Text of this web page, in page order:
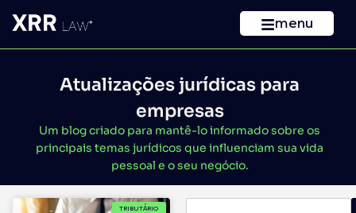
menu
Atualizações jurídicas para
empresas
Um blog criado para mantê-lo informado sobre os
principais temas jurídicos que influenciam sua vida
pessoal e o seu negócio.
TRIBUTÁRIO